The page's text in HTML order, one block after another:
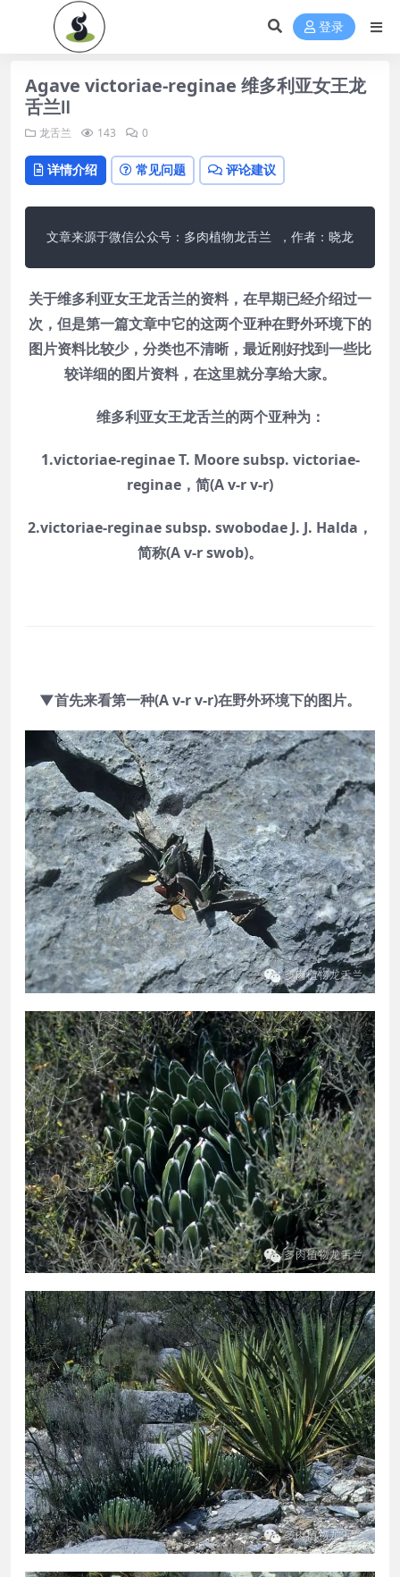
登录
Agave victoriae-reginae 维多利亚女王龙
舌兰Ⅱ
龙舌兰 143 0
详情介绍 常见问题 评论建议
文章来源于微信公众号：多肉植物龙舌兰 ，作者：晓龙
关于维多利亚女王龙舌兰的资料，在早期已经介绍过一
次，但是第一篇文章中它的这两个亚种在野外环境下的
图片资料比较少，分类也不清晰，最近刚好找到一些比
较详细的图片资料，在这里就分享给大家。
维多利亚女王龙舌兰的两个亚种为：
1.victoriae-reginae T. Moore subsp. victoriae-
reginae，简(A v-r v-r)
2.victoriae-reginae subsp. swobodae J. J. Halda，
简称(A v-r swob)。
▼首先来看第一种(A v-r v-r)在野外环境下的图片。